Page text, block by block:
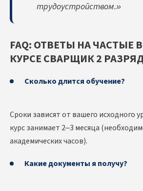
трудоустройством.»
FAQ: ОТВЕТЫ НА ЧАСТЫЕ
КУРСЕ СВАРЩИК 2
Сколько длится обучение?
Сроки зависят от вашего исходного
курс занимает 2–3 месяца
академических часов).
Какие документы я получу?